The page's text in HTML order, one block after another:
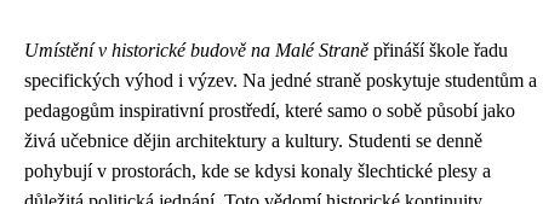
Umístění v historické budově na Malé Straně přináší škole řadu
specifických výhod i výzev. Na jedné straně poskytuje studentům a
pedagogům inspirativní prostředí, které samo o sobě působí jako
živá učebnice dějin architektury a kultury. Studenti se denně
pohybují v prostorách, kde se kdysi konaly šlechtické plesy a